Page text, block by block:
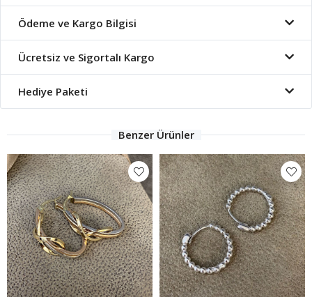
Ödeme ve Kargo Bilgisi
Ücretsiz ve Sigortalı Kargo
Hediye Paketi
Benzer Ürünler